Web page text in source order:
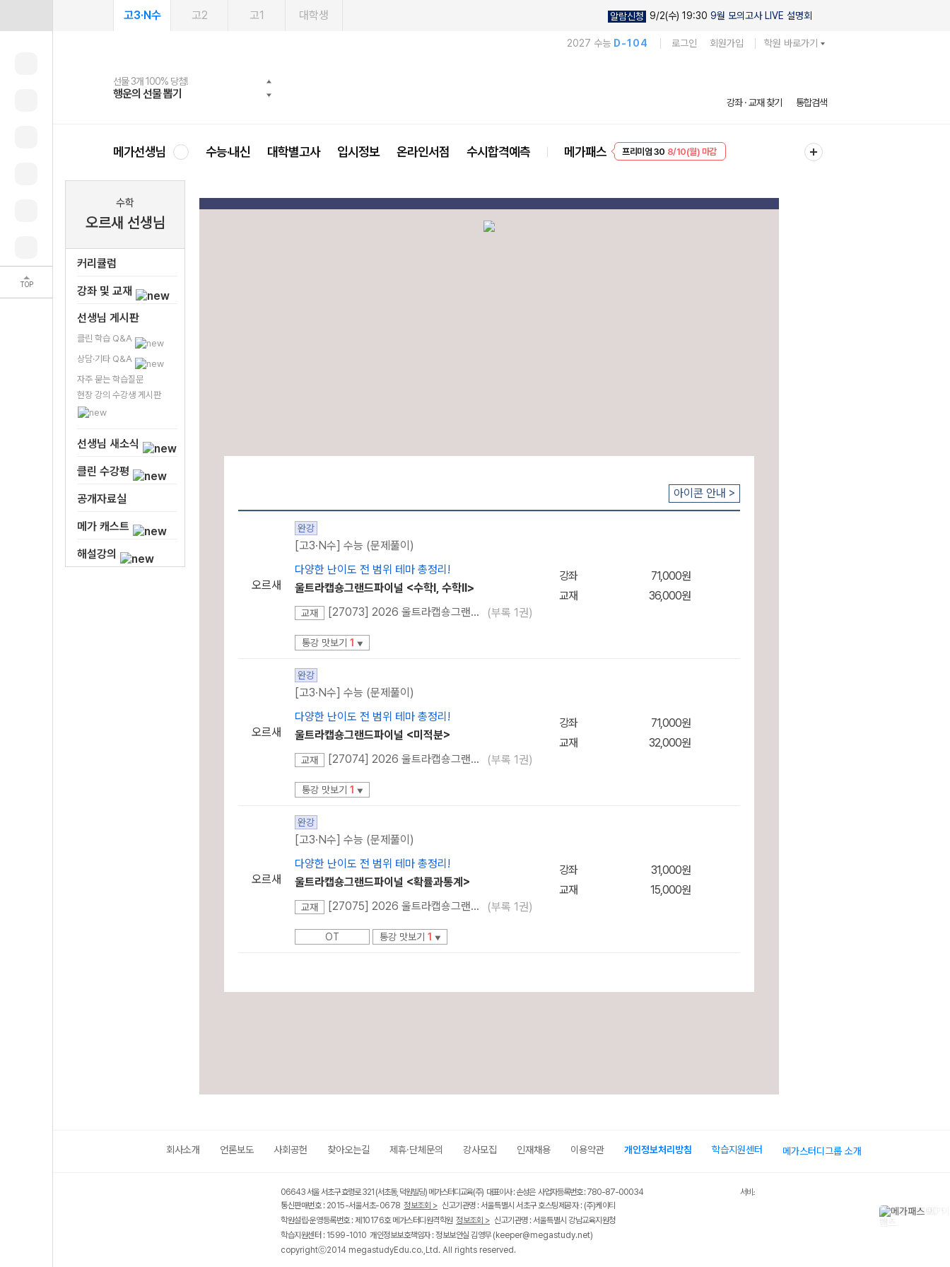
TOP
고3·N수 고2 고1 대학생 알람신청 9/2(수) 19:30 9월 모의고사 LIVE 설명회
2027 수능 D-104 로그인 회원가입 학원 바로가기
선물 3개 100% 당첨!
행운의 선물 뽑기
선물 100% 증정!
메가스터디 X 올리브
여름방학 스터디 캐시백
메가런 썸머스쿨
2027 러셀 단과
강사 공개선발
스마트러닝앱
설문 EVENT
메가패스
3일 무료 체험권
메가패스 수강생 무료혜택!
메가클럽 멤버십
사회공헌 캠페인
희망이룸 메가나눔
강좌 · 교재 찾기 통합검색
메가선생님 수능·내신 대학별고사 입시정보 온라인서점 수시합격예측 메가패스
프리미엄 30 8/10(월) 마감
수학
오르새 선생님
커리큘럼
강좌 및 교재
선생님 게시판
클린 학습 Q&A
상담·기타 Q&A
자주 묻는 학습질문
현장 강의 수강생 게시판
선생님 새소식
클린 수강평
공개자료실
메가 캐스트
해설강의
아이콘 안내 >
오르새
완강
[고3·N수] 수능 (문제풀이)
다양한 난이도 전 범위 테마 총정리!
울트라캡숑그랜드파이널 <수학l, 수학ll>
교재 [27073] 2026 울트라캡숑그랜드파이널 <수1수2> (부록 1권)
통강 맛보기 1 ▼
강좌
71,000원
교재
36,000원
오르새
완강
[고3·N수] 수능 (문제풀이)
다양한 난이도 전 범위 테마 총정리!
울트라캡숑그랜드파이널 <미적분>
교재 [27074] 2026 울트라캡숑그랜드파이널 <미적분> (부록 1권)
통강 맛보기 1 ▼
강좌
71,000원
교재
32,000원
오르새
완강
[고3·N수] 수능 (문제풀이)
다양한 난이도 전 범위 테마 총정리!
울트라캡숑그랜드파이널 <확률과통계>
교재 [27075] 2026 울트라캡숑그랜드파이널 <확률과 통계> (부록 1권)
OT 통강 맛보기 1 ▼
강좌
31,000원
교재
15,000원
회사소개 언론보도 사회공헌 찾아오는길 제휴·단체문의 강사모집 인재채용 이용약관 개인정보처리방침 학습지원센터 메가스터디그룹 소개
06643 서울 서초구 효령로 321 (서초동, 덕원빌딩) 메가스터디교육(주) 대표이사 : 손성은 사업자등록번호 : 780-87-00034
통신판매번호 : 2015-서울서초-0678 정보조회 > 신고기관명 : 서울특별시 서초구 호스팅제공자 : (주)케이티
학원설립·운영등록번호 : 제10176호 메가스터디원격학원 정보조회 > 신고기관명 : 서울특별시 강남교육지원청
학습지원센터 : 1599-1010 개인정보보호책임자 : 정보보안실 김영무(keeper@megastudy.net)
copyrightⓒ2014 megastudyEdu.co.,Ltd. All rights reserved.
서비스 가입사실 확인